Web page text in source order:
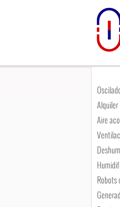
Alquiler
Aire
Robots